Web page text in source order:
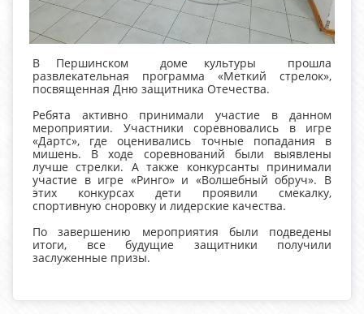
В Першинском доме культуры прошла
развлекательная программа «Меткий стрелок»,
посвященная Дню защитника Отечества.
Ребята активно принимали участие в данном
мероприятии. Участники соревновались в игре
«Дартс», где оценивались точные попадания в
мишень. В ходе соревнований были выявлены
лучше стрелки. А также конкурсанты принимали
участие в игре «Ринго» и «Волшебный обруч». В
этих конкурсах дети проявили смекалку,
спортивную сноровку и лидерские качества.
По завершению мероприятия были подведены
итоги, все будущие защитники получили
заслуженные призы.